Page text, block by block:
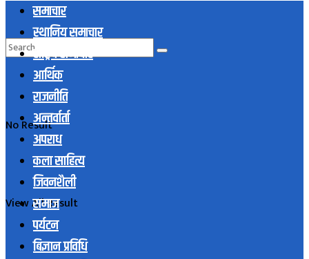
No Result
View All Result
समाचार
स्थानिय समाचार
राष्ट्रिय समाचार
आर्थिक
राजनीति
अन्तर्वार्ता
अपराध
कला साहित्य
जिवनशैली
समाज
पर्यटन
बिज्ञान प्रविधि